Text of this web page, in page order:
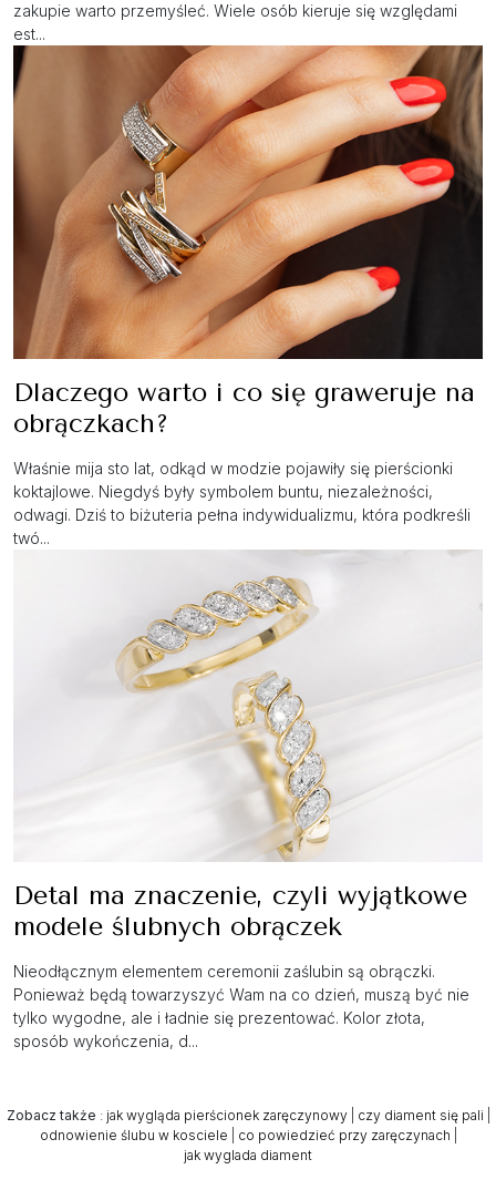
zakupie warto przemyśleć. Wiele osób kieruje się względami
est...
Dlaczego warto i co się graweruje na
obrączkach?
Właśnie mija sto lat, odkąd w modzie pojawiły się pierścionki
koktajlowe. Niegdyś były symbolem buntu, niezależności,
odwagi. Dziś to biżuteria pełna indywidualizmu, która podkreśli
twó...
Detal ma znaczenie, czyli wyjątkowe
modele ślubnych obrączek
Nieodłącznym elementem ceremonii zaślubin są obrączki.
Ponieważ będą towarzyszyć Wam na co dzień, muszą być nie
tylko wygodne, ale i ładnie się prezentować. Kolor złota,
sposób wykończenia, d...
Zobacz także : jak wygląda pierścionek zaręczynowy| czy diament się pali
odnowienie ślubu w kosciele
co powiedzieć przy zaręczynach
jak wyglada diament